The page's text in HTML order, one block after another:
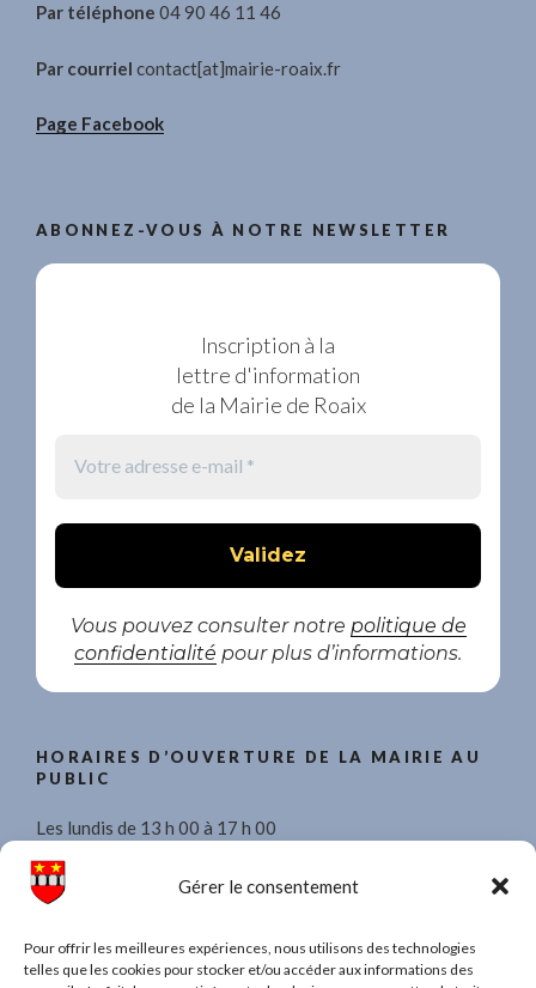
Gérer le consentement
Pour offrir les meilleures expériences, nous utilisons des technologies
telles que les cookies pour stocker et/ou accéder aux informations des
Par téléphone 04 90 46 11 46
Par courriel contact[at]mairie-roaix.fr
Page Facebook
ABONNEZ-VOUS À NOTRE NEWSLETTER
Inscription à la
lettre d'information
de la Mairie de Roaix
Vous pouvez consulter notre politique de
confidentialité pour plus d’informations.
HORAIRES D’OUVERTURE DE LA MAIRIE AU
PUBLIC
Les lundis de 13 h 00 à 17 h 00
Les mercredis de 8 h 30 à 11 h 30 et de 13 h 00 à 17 h 00.
Les vendredis de 13 h 00 à 17 h 00